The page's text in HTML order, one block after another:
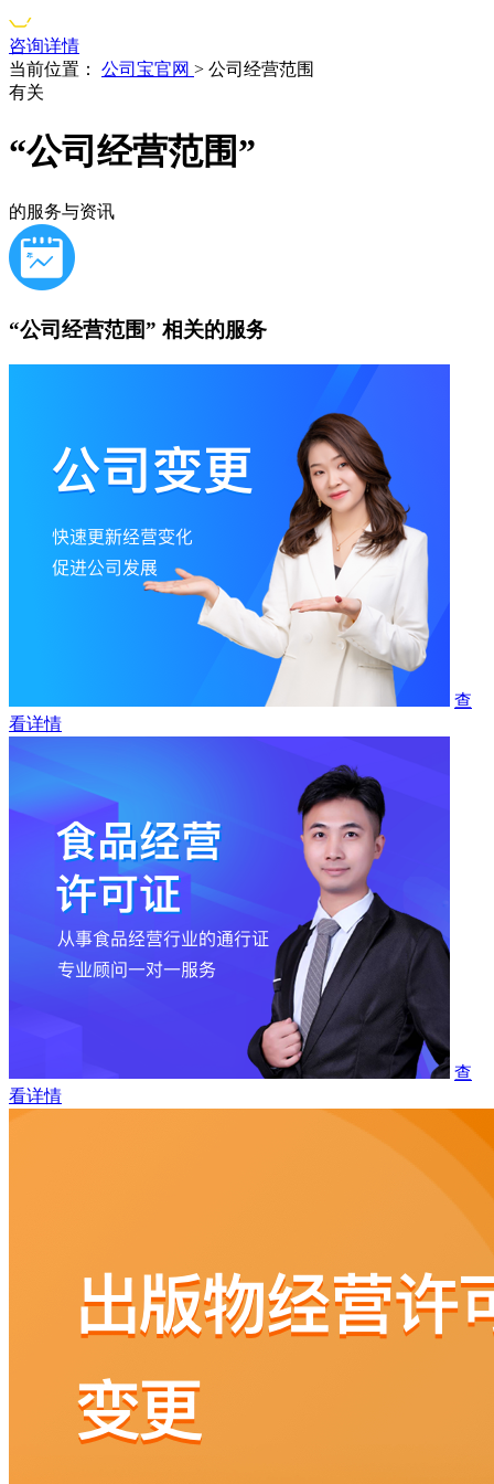
咨询详情
当前位置：
公司宝官网 > 公司经营范围
有关
“公司经营范围”
的服务与资讯
“公司经营范围” 相关的服务
查
看详情
查
看详情